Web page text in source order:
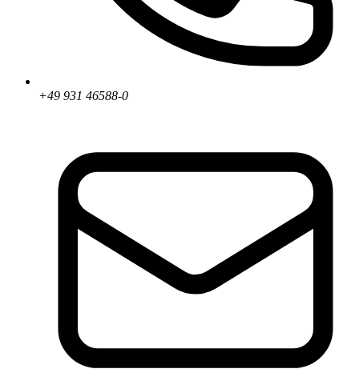
+49 931 46588-0